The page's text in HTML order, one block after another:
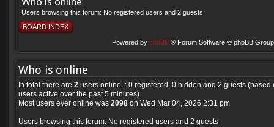
Users browsing this forum: No registered users and 2 guests
BOARD INDEX
Powered by phpBB® Forum Software © phpBB
Who is online
In total there are 2 users online :: 0 registered, 0 hidden and 2 guests (based
users active over the past 5 minutes)
Most users ever online was 2098 on Wed Mar 04, 2026 2:31 pm
Users browsing this forum: No registered users and 2 guests